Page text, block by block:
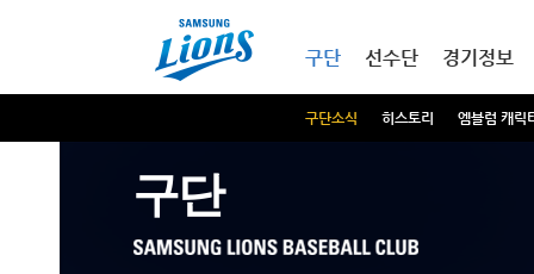
구단
구단소식 히스토리 엠블럼 캐릭
선수단 경기정보
구단